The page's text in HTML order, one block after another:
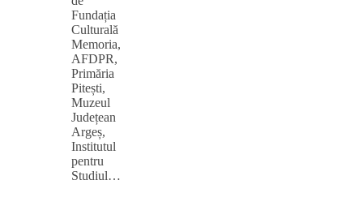
Fundația
Culturală
Memoria,
AFDPR,
Primăria
Pitești,
Muzeul
Județean
Argeș,
Institutul
pentru
Studiul…